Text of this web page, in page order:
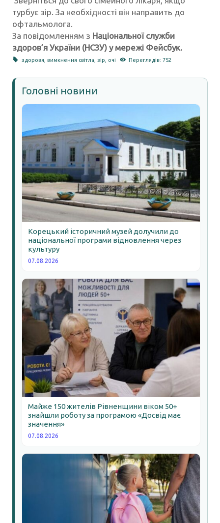
турбує зір. За необхідності він направить до
офтальмолога.
За повідомленням з Національної служби
здоров’я України (НСЗУ) у мережі Фейсбук.
здоровя ,вимкнення світла ,зір очі Переглядів: 752
Головні новини
Корецький історичний музей долучили до
національної програми відновлення через
культуру
07.08.2026
Майже 150 жителів Рівненщини віком 50+
знайшли роботу за програмою «Досвід має
значення»
07.08.2026